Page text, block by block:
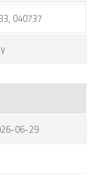
040737
06-29